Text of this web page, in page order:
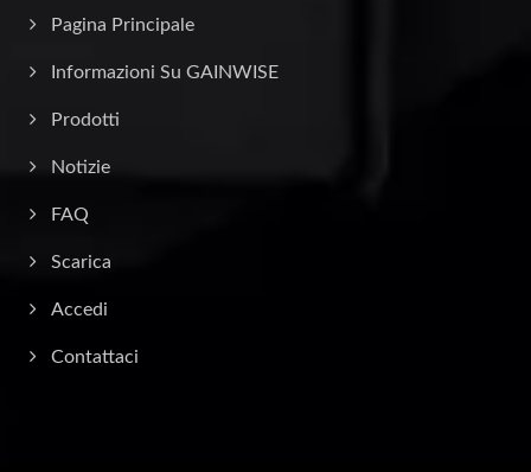
Pagina Principale
Informazioni Su GAINWISE
Prodotti
Notizie
FAQ
Scarica
Accedi
Contattaci